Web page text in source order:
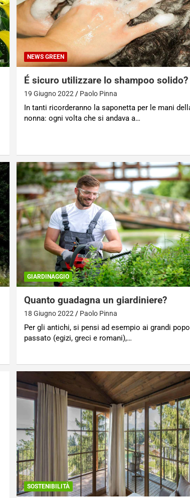
NEWS GREEN
É sicuro utilizzare lo shampoo solido?
19 Giugno 2022 Paolo Pinna
In tanti ricorderanno la saponetta per le mani
nonna: ogni volta che si andava a…
GIARDINAGGIO
Quanto guadagna un giardiniere?
18 Giugno 2022 Paolo Pinna
Per gli antichi, si pensi ad esempio ai grandi
passato (egizi, greci e romani),…
SOSTENIBILITÀ